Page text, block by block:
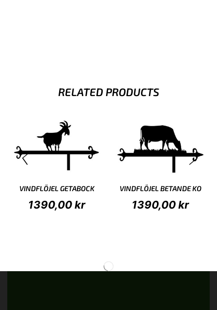
RELATED PRODUCTS
VINDFLÖJEL GETABOCK
1390,00kr
VINDFLÖJEL BETANDE KO
1390,00kr